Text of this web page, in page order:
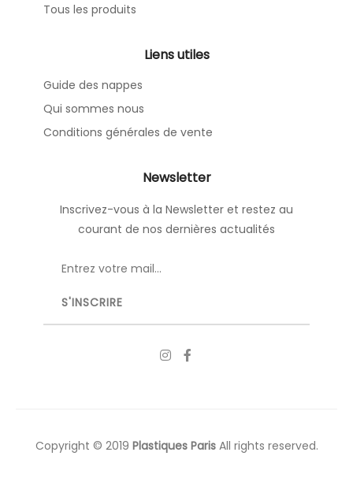
Tous les produits
Liens utiles
Guide des nappes
Qui sommes nous
Conditions générales de vente
Newsletter
Inscrivez-vous à la Newsletter et restez au
courant de nos dernières actualités
Copyright © 2019 Plastiques ParisAll rights reserved.